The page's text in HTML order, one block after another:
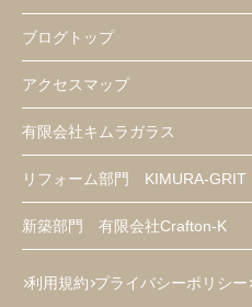
ブログトップ
アクセスマップ
有限会社キムラガラス
リフォーム部門 KIMURA-GRIT
新築部門 有限会社Crafton-K
利用規約 プライバシーポリシー